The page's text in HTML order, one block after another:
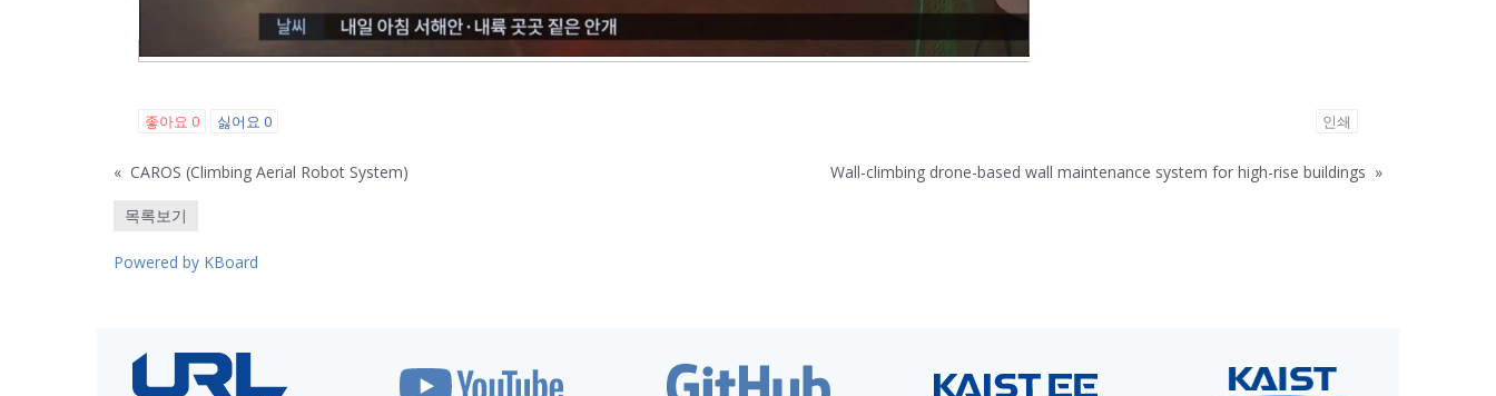
좋아요 0 싫어요 0 인쇄
« CAROS (Climbing Aerial Robot System) Wall-climbing drone-based wall maintenance system for high-rise buildings »
목록보기
Powered by KBoard